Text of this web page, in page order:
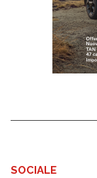
SOCIALE